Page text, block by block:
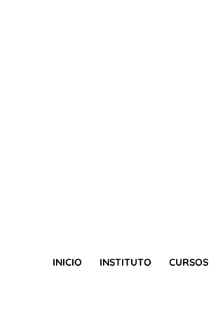
INICIO INSTITUTO CURSOS